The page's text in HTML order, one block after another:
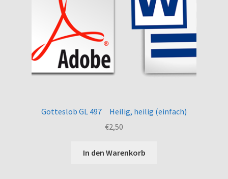
Gotteslob GL 497 Heilig, heilig (einfach)
€2,50
In den Warenkorb